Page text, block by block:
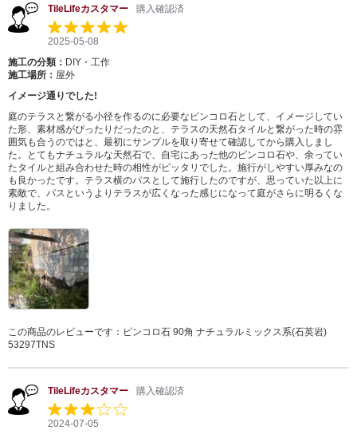
TileLifeカスタマー 購入確認済
2025-05-08
施工の分類： DIY・工作
施工場所： 屋外
イメージ通りでした!
庭のテラスと繋がる小径を作るのに必要なピンコロ石として、イメージしてい
た形、素材感がぴったりだったのと、テラスの天然石タイルと繋がった時の雰
囲気も合うのではと、最初にサンプルを取り寄せて確認してから購入しまし
た。とてもナチュラルな天然石で、自宅にあった他のピンコロ石や、余ってい
たタイルと組み合わせた時の相性がピッタリでした。施行がしやすい厚みなの
も良かったです。テラス横のパスとして施行したのですが、思っていた以上に
素敵で、パスというよりテラスが広くなった感じになって庭がさらに明るくな
りました。
この商品のレビューです： ピンコロ石 90角 ナチュラルミックス系(石英岩)
53297TNS
TileLifeカスタマー 購入確認済
2024-07-05